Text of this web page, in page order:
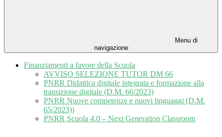
Menu di
navigazione
Finanziamenti a favore della Scuola
AVVISO SELEZIONE TUTOR DM 66
PNRR Didattica digitale integrata e formazione alla
transizione digitale (D.M. 66/2023)
PNRR Nuove competenze e nuovi linguaggi (D.M.
65/2023))
PNRR Scuola 4.0 – Next Generation Classroom